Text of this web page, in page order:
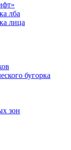
лба
лица
бугорка
зон